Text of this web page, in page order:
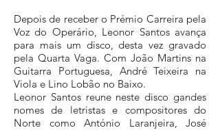
Depois de receber o Prémio Carreira pela
Voz do Operário, Leonor Santos avança
para mais um disco, desta vez gravado
pela Quarta Vaga. Com João Martins na
Guitarra Portuguesa, André Teixeira na
Viola e Lino Lobão no Baixo.
Leonor Santos reune neste disco gandes
nomes de letristas e compositores do
Norte como António Laranjeira, José